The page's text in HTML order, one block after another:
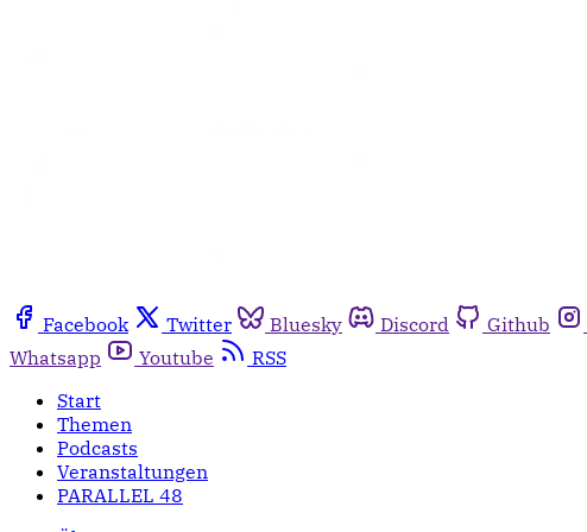
Facebook Twitter Bluesky Discord Github
Whatsapp
Youtube
RSS
Start
Themen
Podcasts
Veranstaltungen
PARALLEL 48